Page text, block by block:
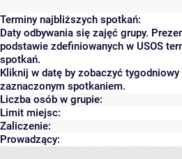
Terminy najbliższych spotkań:
Daty odbywania się zajęć grupy.
podstawie zdefiniowanych w USOS
spotkań.
Kliknij w datę by zobaczyć tygodniowy
zaznaczonym spotkaniem.
Liczba osób w grupie:
Limit miejsc:
Zaliczenie:
Prowadzący: